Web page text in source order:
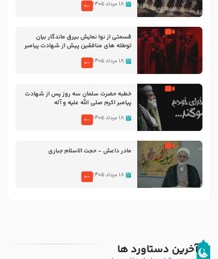
۱۸ مرداد ۱۴۰۵
قسمتی از نوا نمایش بیرق ماندگار بیان
توطئه های منافقین پیش از شهادت پیامبر
۱۸ مرداد ۱۴۰۵
خطبه حضرت سلمان سه روز پس از شهادت
پیامبر اکرم صلی الله علیه و آله
۱۸ مرداد ۱۴۰۵
مادر داعش – حجت الاسلام جباری
۱۸ مرداد ۱۴۰۵
آخرین دستاورد ها